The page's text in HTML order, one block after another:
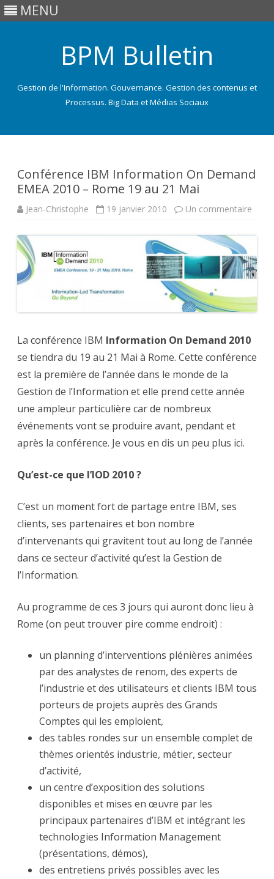
MENU
BPM Bulletin
Gestion de l'Information. Gouvernance. Gestion des contenus et
Processus. Big Data et Médias Sociaux
Conférence IBM Information On Demand
EMEA 2010 – Rome 19 au 21 Mai
Jean-Christophe 19 janvier 2010 Un commentaire
EMEA
2010
–
19
au
21
La conférence IBM Information On Demand 2010
se tiendra du 19 au 21 Mai à Rome. Cette conférence
est la première de l’année dans le monde de la
Gestion de l’Information et elle prend cette année
une ampleur particulière car de nombreux
événements vont se produire avant, pendant et
après la conférence. Je vous en dis un peu plus ici.
Qu’est-ce que l’IOD 2010 ?
C’est un moment fort de partage entre IBM, ses
clients, ses partenaires et bon nombre
d’intervenants qui gravitent tout au long de l’année
dans ce secteur d’activité qu’est la Gestion de
l’Information.
Au programme de ces 3 jours qui auront donc lieu à
Rome (on peut trouver pire comme endroit) :
un planning d’interventions plénières animées
par des analystes de renom, des experts de
l’industrie et des utilisateurs et clients IBM tous
porteurs de projets auprès des Grands
Comptes qui les emploient,
des tables rondes sur un ensemble complet de
thèmes orientés industrie, métier, secteur
d’activité,
un centre d’exposition des solutions
disponibles et mises en œuvre par les
principaux partenaires d’IBM et intégrant les
technologies Information Management
(présentations, démos),
des entretiens privés possibles avec les